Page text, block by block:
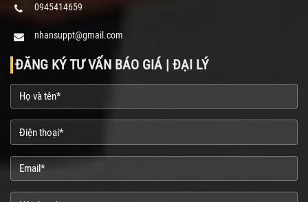
0945414659
nhansuppt@gmail.com
ĐĂNG KÝ TƯ VẤN BÁO GIÁ | ĐẠI LÝ